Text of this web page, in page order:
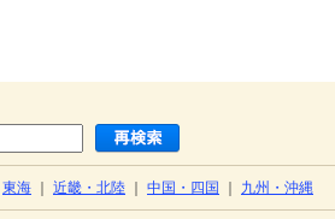
東海 近畿・北陸 中国・四国 九州・沖縄